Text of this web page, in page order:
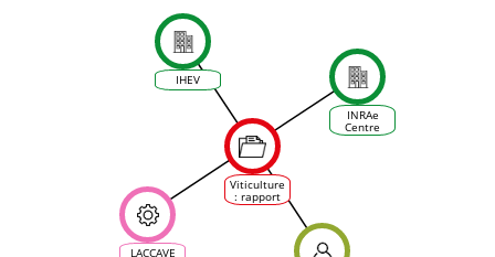
Viticulture
: rapport
du groupe
IHEV
LACCAVE
INRAe
Centre
d'Occitanie